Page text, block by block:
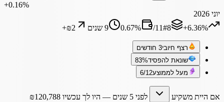
‎+0.16%
יוני 2026
‎+6.36%
#8
/11
0.67% 9 שנים +₪2
רצף חיובי3 חודשים
שונאת להפסיד83%
מעל לממוצע6/12
אם היית משקיע לפני 5 שנים — היו לך עכשיו ₪120,788